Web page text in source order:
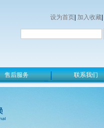
设为首页 加入收藏
售后服务 联系我们